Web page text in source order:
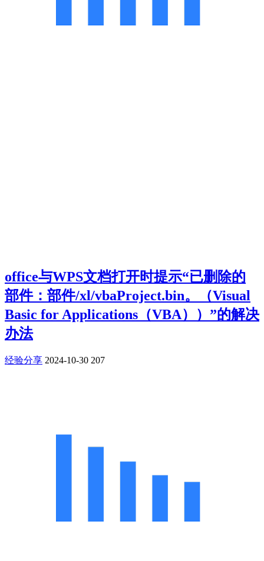
office与WPS文档打开时提示“已删除的
部件：部件/xl/vbaProject.bin。（Visual
Basic for Applications（VBA））”的解决
办法
经验分享 2024-10-30 207